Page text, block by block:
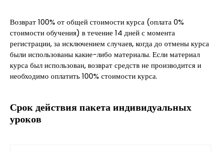
Возврат 100% от общей стоимости курса (оплата 0%
стоимости обучения) в течение 14 дней с момента
регистрации, за исключением случаев, когда до отмены курса
были использованы какие-либо материалы. Если материал
курса был использован, возврат средств не производится и
необходимо оплатить 100% стоимости курса.
Срок действия пакета индивидуальных
уроков